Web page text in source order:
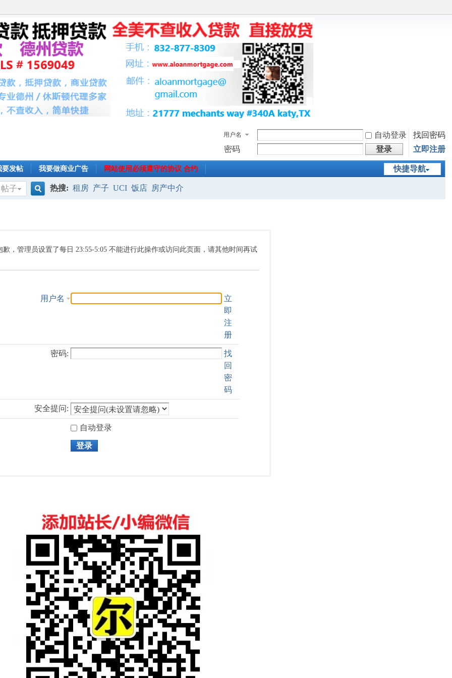
用户名 自动登录
找回密码
密码
登录 立即注册
快捷导航
要发帖 我要做商业广告 网站使用必须遵守的协议 合约
帖子
索
热搜: 租房 产子 UCI 饭店 房产中介
歉，管理员设置了每日 23:55-5:05 不能进行此操作或访问此页面，请其他时间再试
用户名
立
即
注
册
密码:
找
回
密
码
安全提问:
自动登录
登录